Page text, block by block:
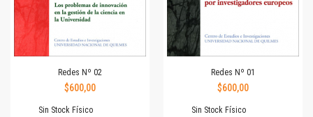
Redes Nº 02
$600,00
Sin Stock Físico
Redes Nº 01
$600,00
Sin Stock Físico